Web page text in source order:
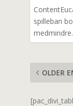
spilleban
OLDER